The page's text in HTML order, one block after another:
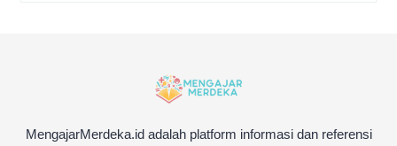
MengajarMerdeka.id adalah platform informasi dan referensi